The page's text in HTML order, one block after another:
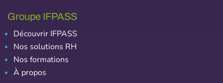
Groupe IFPASS
Découvrir IFPASS
Nos solutions RH
Nos formations
À propos